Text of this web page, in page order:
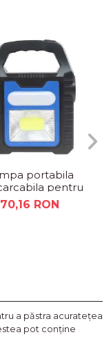
portabila
pentru
YD-878 B
70,16 RON
a păstra acurateţea
pot conţine